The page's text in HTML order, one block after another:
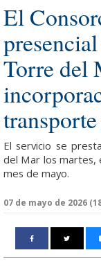
El
Torre del
El servicio se
del Mar los martes,
mes de mayo.
07 de mayo de 2026